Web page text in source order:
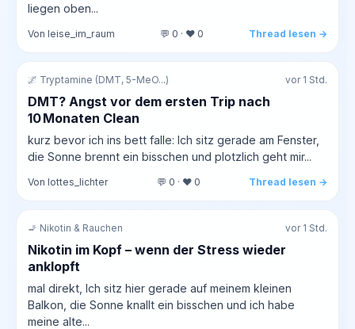
liegen oben...
Von leise_im_raum 💬 0 · ❤️ 0 Thread lesen →
🌌 Tryptamine (DMT, 5-MeO...) vor 1 Std.
DMT? Angst vor dem ersten Trip nach
10 Monaten Clean
kurz bevor ich ins bett falle: Ich sitz gerade am Fenster,
die Sonne brennt ein bisschen und plotzlich geht mir...
Von lottes_lichter 💬 0 · ❤️ 0 Thread lesen →
🚬 Nikotin & Rauchen vor 1 Std.
Nikotin im Kopf – wenn der Stress wieder
anklopft
mal direkt, Ich sitz hier gerade auf meinem kleinen
Balkon, die Sonne knallt ein bisschen und ich habe
meine alte...